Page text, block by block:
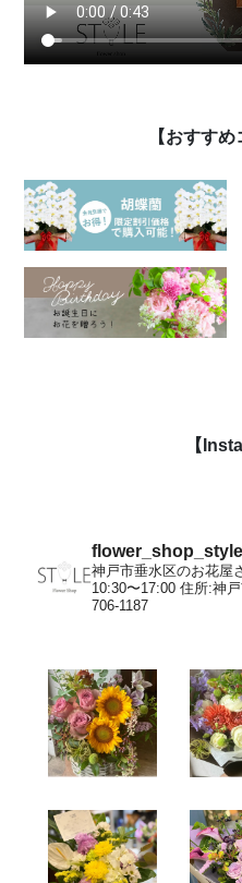
【おすすめ
【
神戸市垂水区のお花屋
10:30〜17:00 住所:神
706-1187